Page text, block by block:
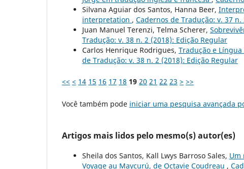
Silvana Aguiar dos Santos, Hanna Beer,
interpretation , Cadernos de Tradução: v. 37
Juan Manuel Terenzi, Telma Scherer,
Tradução: v. 38 n. 2 (2018): Edição Regular
Carlos Henrique Rodrigues, Tradução e
de Tradução: v. 38 n. 2 (2018): Edição Regular
<< < 14 15 16 17 18 19 20 21 22 23 > >>
Você também pode iniciar uma pesquisa avançada
Artigos mais lidos pelo mesmo(s) autor(es)
Sheila dos Santos, Kall Lwys Barroso Sales, Um
Voyage au Maycurú, de Octavie Coudreau ,